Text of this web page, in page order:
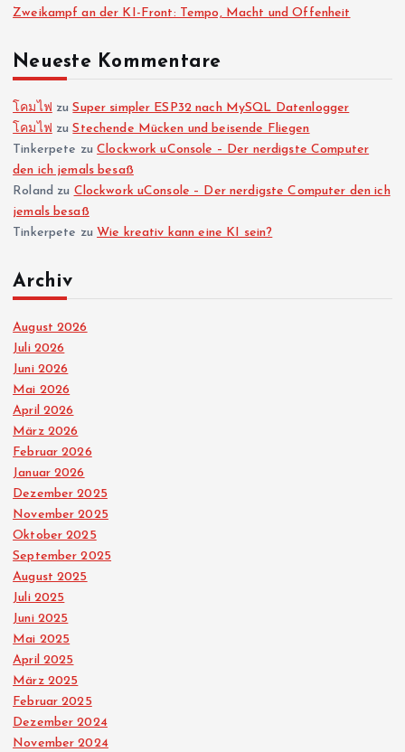
Zweikampf an der KI-Front: Tempo, Macht und Offenheit
Neueste Kommentare
โคมไฟ zuSuper simpler ESP32 nach MySQL Datenlogger
โคมไฟ zuStechende Mücken und beisende Fliegen
Tinkerpete zuClockwork uConsole – Der nerdigste Computer
den ich jemals besaß
Roland zu Clockwork uConsole – Der nerdigste Computer den ich
jemals besaß
Tinkerpete zuWie kreativ kann eine KI sein?
Archiv
August 2026
Juli 2026
Juni 2026
Mai 2026
April 2026
März 2026
Februar 2026
Januar 2026
Dezember 2025
November 2025
Oktober 2025
September 2025
August 2025
Juli 2025
Juni 2025
Mai 2025
April 2025
März 2025
Februar 2025
Dezember 2024
November 2024